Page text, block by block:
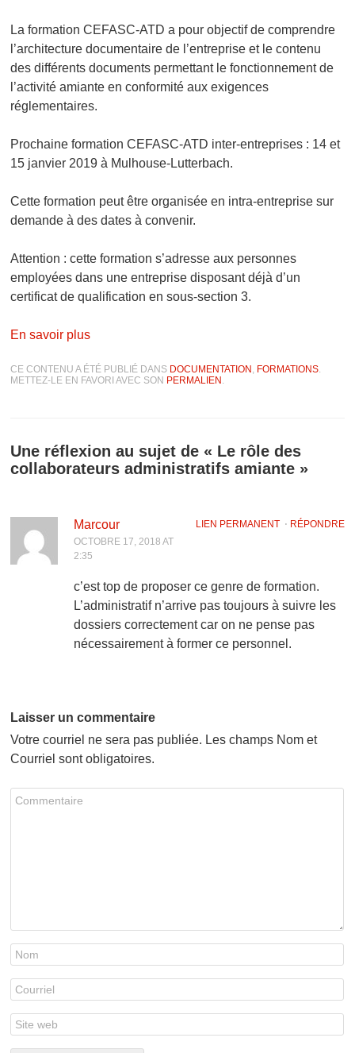
La formation CEFASC-ATD a pour objectif de comprendre
l’architecture documentaire de l’entreprise et le contenu
des différents documents permettant le fonctionnement de
l’activité amiante en conformité aux exigences
réglementaires.
Prochaine formation CEFASC-ATD inter-entreprises : 14 et
15 janvier 2019 à Mulhouse-Lutterbach.
Cette formation peut être organisée en intra-entreprise sur
demande à des dates à convenir.
Attention : cette formation s’adresse aux personnes
employées dans une entreprise disposant déjà d’un
certificat de qualification en sous-section 3.
En savoir plus
CE CONTENU A ÉTÉ PUBLIÉ DANS DOCUMENTATION , FORMATIONS.
METTEZ-LE EN FAVORI AVEC SON PERMALIEN .
Une réflexion au sujet de « Le rôle des
collaborateurs administratifs amiante »
LIEN PERMANENT⋅ RÉPONDRE
Marcour
OCTOBRE 17, 2018 AT
2:35
c’est top de proposer ce genre de formation.
L’administratif n’arrive pas toujours à suivre les
dossiers correctement car on ne pense pas
nécessairement à former ce personnel.
Laisser un commentaire
Votre courriel ne sera pas publiée. Les champs Nom et
Courriel sont obligatoires.